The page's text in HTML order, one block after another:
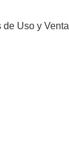
Uso y Venta